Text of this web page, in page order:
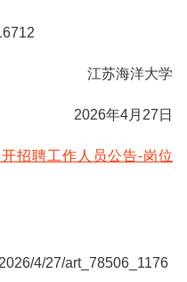
江苏海洋大学
2026年4月27日
招聘工作人员公告-岗位
4/27/art_78506_1176